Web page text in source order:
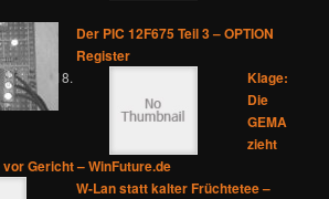
Der PIC 12F675 Teil 3 – OPTION
Register
Klage:
Die
GEMA
zieht
vor Gericht – WinFuture.de
W-Lan statt kalter Früchtetee –